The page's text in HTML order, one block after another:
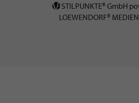
STILPUNKTE® GmbH
LOEWENDORF®